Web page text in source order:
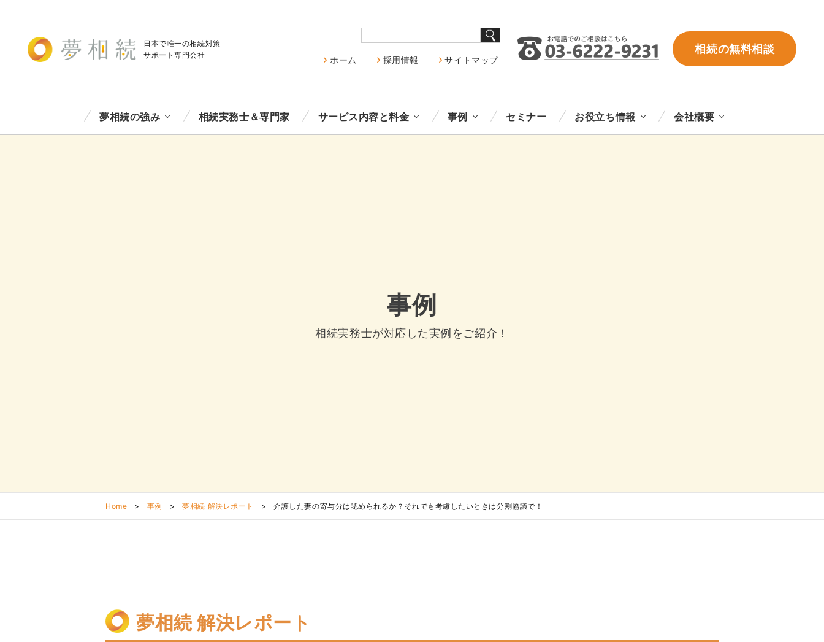
日本で唯一の相続対策
サポート専門会社 ホーム 採用情報 サイトマップ
相続の無料相談
夢相続の強み 相続実務士＆専門家 サービス内容と料金 事例 セミナー お役立ち情報 会社概要
事例
相続実務士が対応した実例をご紹介！
Home > 事例 > 夢相続 解決レポート > 介護した妻の寄与分は認められるか？それでも考慮したいときは分割協議で！
夢相続 解決レポート